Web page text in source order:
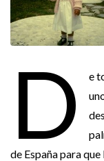
D e
de España para